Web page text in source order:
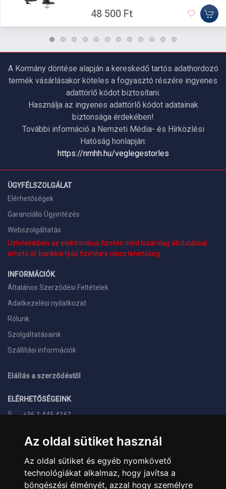
Az oldal sütiket használ
Az oldal sütiket és egyéb nyomkövető
technológiákat alkalmaz, hogy javítsa a
böngészési élményét, azzal hogy személyre
48 500 Ft
A Kormány döntése alapján a kereskedő tartós adathordozó
termék vásárlásakor köteles a fogyasztó részére ingyenes
adattörlő kódot biztosítani.
Használja az ingyenes adattörlő kódot adatainak
biztonsága érdekében!
További információ a Nemzeti Média- és Hírközlési
Hatóság honlapján:
https://nmhh.hu/veglegestorles
ÜGYFÉLSZOLGÁLAT
Elérhetőségek
Garanciális Ügyintézés
Webszolgáltatás
Üzleteinkben az elektronikus fizetés mód kizárólag átutalással
érhető el, bankkártyás fizetésre nincs lehetőség.
INFORMÁCIÓK
Általános Szerződési Feltételek
Adatkezelési nyilatkozat
Rólunk
Szolgáltatásaink
Szállítási információk
Elállás a szerződéstől
ELÉRHETŐSÉGEINK
+36 1 445 4161
info@landcomputer.hu
1148 Budapest, Nagy Lajos király útja 24.
Nyitvatartás és kapcsolat